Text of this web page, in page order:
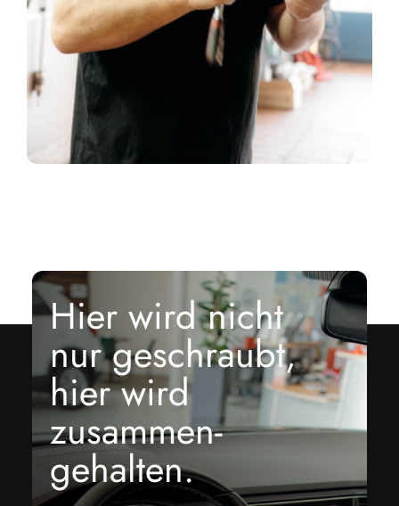
Hier wird nicht
nur geschraubt,
hier wird
zusammen­
gehalten.